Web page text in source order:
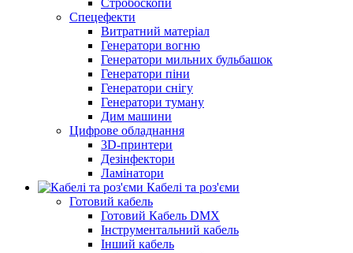
Стробоскопи
Спецефекти
Витратний матеріал
Генератори вогню
Генератори мильних бульбашок
Генератори піни
Генератори снігу
Генератори туману
Дим машини
Цифрове обладнання
3D-принтери
Дезінфектори
Ламінатори
Кабелі та роз'єми
Готовий кабель
Готовий Кабель DMX
Інструментальний кабель
Інший кабель